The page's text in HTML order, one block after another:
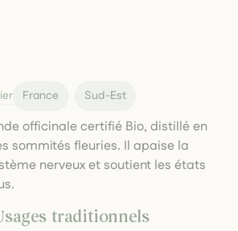
France Sud-Est
officinale certifié Bio, distillé en
sommités fleuries. Il apaise la
nerveux et soutient les états
traditionnels